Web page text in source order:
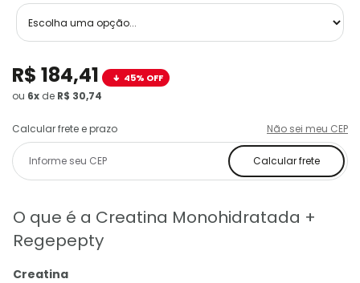
R$ 184,41
ou 6x de R$ 30,74
45% OFF
Calcular frete e prazo Não sei meu CEP
Calcular frete
O que é a Creatina Monohidratada +
Regepepty
Creatina